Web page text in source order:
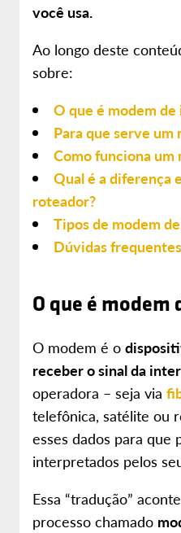
você usa.
Ao longo deste
sobre:
O que é modem
Para que serve um
Como funciona um
Qual é a diferença
roteador?
Tipos de modem
Dúvidas frequentes
O que é modem
O modem é o
receber o sinal da
operadora – seja via
telefônica, satélite ou
esses dados para que
interpretados pelos
Essa “tradução”
processo chamado